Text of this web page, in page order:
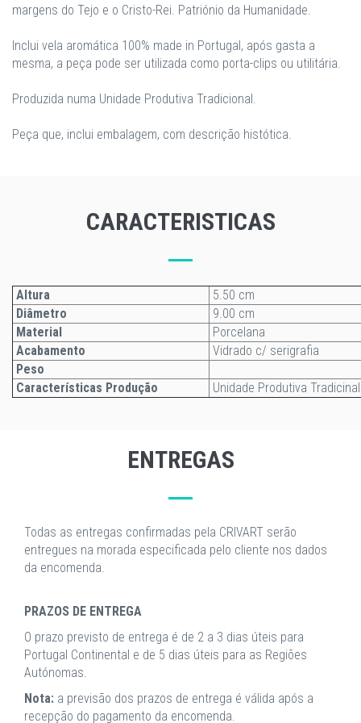
margens do Tejo e o Cristo-Rei. Patriónio da Humanidade.
Inclui vela aromática 100% made in Portugal, após gasta a
mesma, a peça pode ser utilizada como porta-clips ou utilitária.
Produzida numa Unidade Produtiva Tradicional.
Peça que, inclui embalagem, com descrição histótica.
CARACTERISTICAS
Altura
5.50 cm
Diâmetro
9.00 cm
Material
Porcelana
Acabamento
Vidrado c/ serigrafia
Peso
Características Produção
Unidade Produtiva Tradicinal
ENTREGAS
Todas as entregas confirmadas pela CRIVART serão
entregues na morada especificada pelo cliente nos dados
da encomenda.
PRAZOS DE ENTREGA
O prazo previsto de entrega é de 2 a 3 dias úteis para
Portugal Continental e de 5 dias úteis para as Regiões
Autónomas.
Nota: a previsão dos prazos de entrega é válida após a
recepção do pagamento da encomenda.